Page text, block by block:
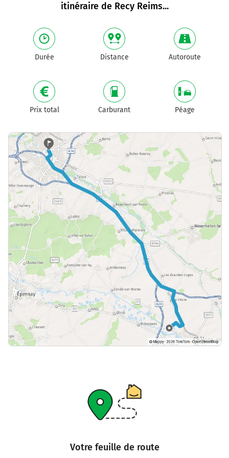
itinéraire de Recy Reims...
Durée Distance Autoroute
Prix total Carburant Péage
Votre feuille de route